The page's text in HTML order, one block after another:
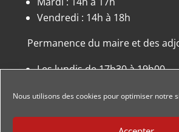
Nous utilisons des cookies pour optimiser notre
Vendredi : 14h à 18h
Permanence du maire et des
Les lundis de 17h30 à 19h00